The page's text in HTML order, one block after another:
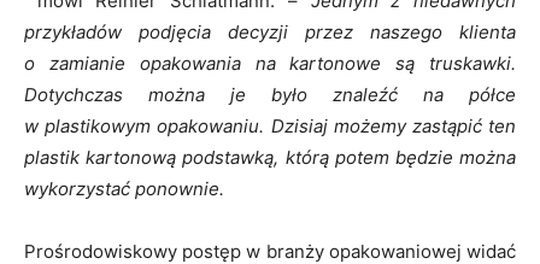
przykładów podjęcia decyzji przez naszego klienta
o zamianie opakowania na kartonowe są truskawki.
Dotychczas można je było znaleźć na półce
w plastikowym opakowaniu. Dzisiaj możemy zastąpić ten
plastik kartonową podstawką, którą potem będzie można
wykorzystać ponownie.
Prośrodowiskowy postęp w branży opakowaniowej widać